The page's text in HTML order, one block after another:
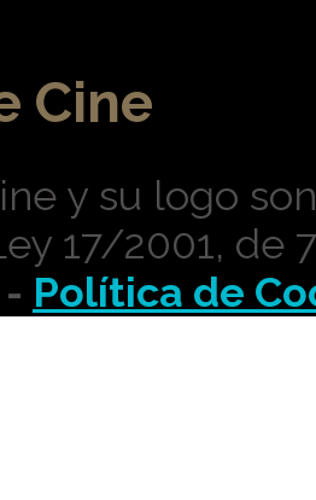
Cine
y su logo
17/2001, de
- Política de